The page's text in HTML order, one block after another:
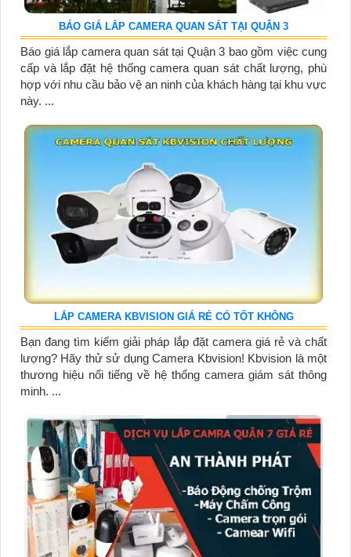
BÁO GIÁ LẮP CAMERA QUAN SÁT TẠI QUẬN 3
Báo giá lắp camera quan sát tại Quận 3 bao gồm việc cung
cấp và lắp đặt hệ thống camera quan sát chất lượng, phù
hợp với nhu cầu bảo vệ an ninh của khách hàng tại khu vực
này. ...
LẮP CAMERA KBVISION GIÁ RẺ CÓ TỐT KHÔNG
Bạn đang tìm kiếm giải pháp lắp đặt camera giá rẻ và chất
lượng? Hãy thử sử dụng Camera Kbvision! Kbvision là một
thương hiệu nổi tiếng về hệ thống camera giám sát thông
minh. ...